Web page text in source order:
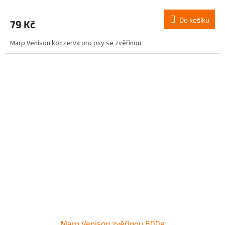
79 Kč Do košíku
Marp Venison konzerva pro psy se zvěřinou.